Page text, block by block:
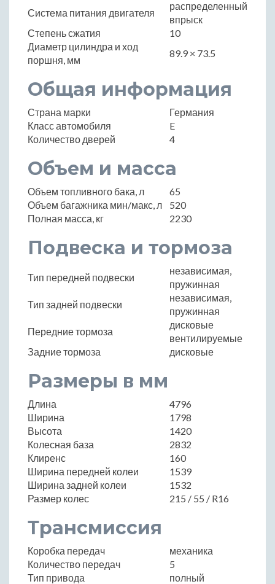
Система питания двигателя
распределенный
впрыск
Степень сжатия
10
Диаметр цилиндра и ход
поршня, мм
89.9 × 73.5
Общая информация
Страна марки
Германия
Класс автомобиля
E
Количество дверей
4
Объем и масса
Объем топливного бака, л
65
Объем багажника мин/макс, л
520
Полная масса, кг
2230
Подвеска и тормоза
Тип передней подвески
независимая,
пружинная
Тип задней подвески
независимая,
пружинная
Передние тормоза
дисковые
вентилируемые
Задние тормоза
дисковые
Размеры в мм
Длина
4796
Ширина
1798
Высота
1420
Колесная база
2832
Клиренс
160
Ширина передней колеи
1539
Ширина задней колеи
1532
Размер колес
215 / 55 / R16
Трансмиссия
Коробка передач
механика
Количество передач
5
Тип привода
полный